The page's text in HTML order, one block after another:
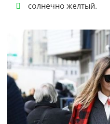
солнечно желтый.